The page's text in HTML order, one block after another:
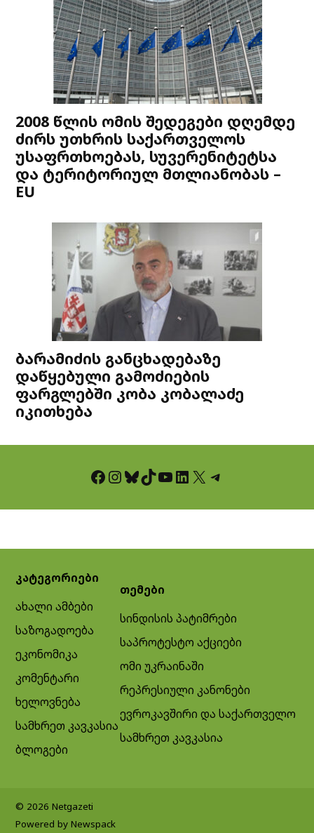
2008 წლის ომის შედეგები დღემდე
ძირს უთხრის საქართველოს
უსაფრთხოებას, სუვერენიტეტსა
და ტერიტორიულ მთლიანობას –
EU
ბარამიძის განცხადებაზე
დაწყებული გამოძიების
ფარგლებში კობა კობალაძე
იკითხება
Facebook InstagramBluesky TikTok YouTube LinkedIn X Telegram
კატეგორიები
ახალი ამბები
საზოგადოება
ეკონომიკა
კომენტარი
ხელოვნება
სამხრეთ კავკასია
ბლოგები
თემები
სინდისის პატიმრები
საპროტესტო აქციები
ომი უკრაინაში
რეპრესიული კანონები
ევროკავშირი და საქართველო
სამხრეთ კავკასია
© 2026 Netgazeti
Powered by Newspack